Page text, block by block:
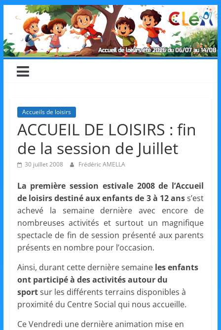
content
CLéA
–
les
Loisirs,
l'éducation
et
l'Animation
–
Stiring-
Accueils de loisirs
ACCUEIL DE LOISIRS : fin
de la session de Juillet
30 juillet 2008 Frédéric AMELLA
La première session estivale 2008 de l’Accueil
de loisirs destiné aux enfants de 3 à 12 anss’est
achevé la semaine dernière avec encore de
nombreuses activités et surtout un magnifique
spectacle de fin de session présenté aux parents
présents en nombre pour l’occasion.
Ainsi, durant cette dernière semaine les enfants
ont participé à des activités autour du
sportsur les différents terrains disponibles à
proximité du Centre Social qui nous accueille.
Ce Vendredi une dernière animation mise en